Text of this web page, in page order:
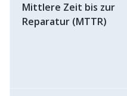
Mittlere Zeit bis zur
Reparatur (MTTR)